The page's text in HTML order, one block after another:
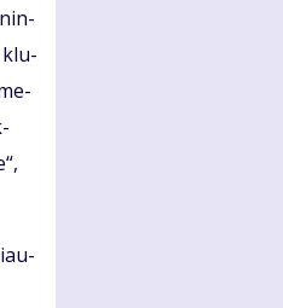
klu­